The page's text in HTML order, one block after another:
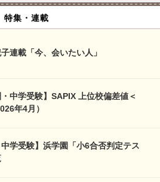
特集・連載
連載「今、会いたい人」
中学受験】SAPIX 上位校偏差値＜
年4月）
学受験】浜学園「小6合否判定テス